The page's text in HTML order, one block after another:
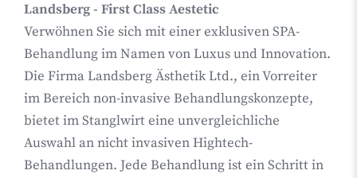
Landsberg - First Class Aestetic
Verwöhnen Sie sich mit einer exklusiven SPA-
Behandlung im Namen von Luxus und Innovation.
Die Firma Landsberg Ästhetik Ltd., ein Vorreiter
im Bereich non-invasive Behandlungskonzepte,
bietet im Stanglwirt eine unvergleichliche
Auswahl an nicht invasiven Hightech-
Behandlungen. Jede Behandlung ist ein Schritt in